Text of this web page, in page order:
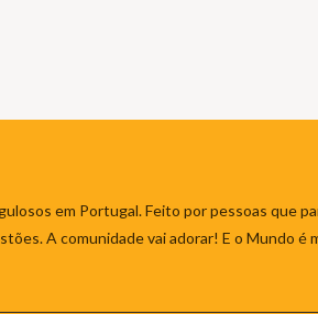
em Portugal. Feito por pessoas que
A comunidade vai adorar! E o Mundo é